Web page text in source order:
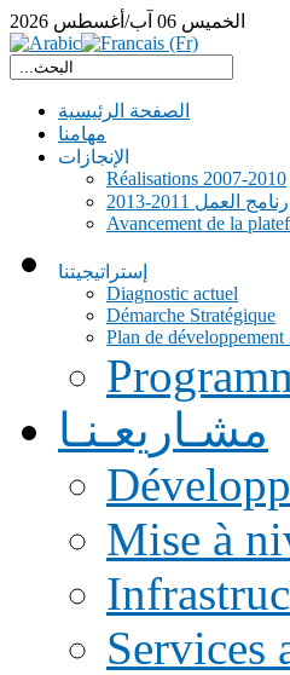
الخميس 06 آب/أغسطس 2026
الصفحة الرئيسية
مهامنا
الإنجازات
Réalisations 2007-2010
رنامج العمل 2011-2013
Avancement de la
إستراتيجيتنا
Diagnostic actuel
Démarche Stratégique
Plan de
مشـاريعـنـا
Mise à
Services